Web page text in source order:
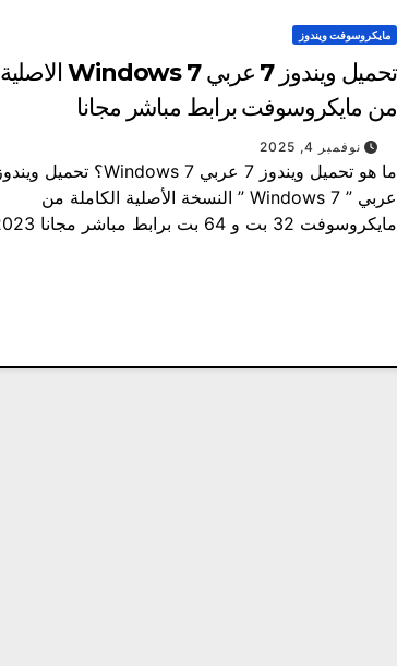
مايكروسوفت ويندوز
تحميل ويندوز 7 عربي Windows 7 الاصلية
من مايكروسوفت برابط مباشر مجانا
نوفمبر 4, 2025
عربي ” Windows 7 ” النسخة الأصلية الكاملة من
مايكروسوفت 32 بت و 64 بت برابط مباشر مجانا 2023…